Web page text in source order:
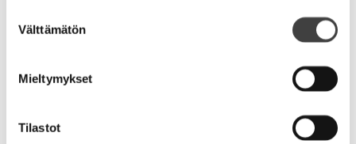
valinta
Välttämätön
Mieltymykset
Tilastot